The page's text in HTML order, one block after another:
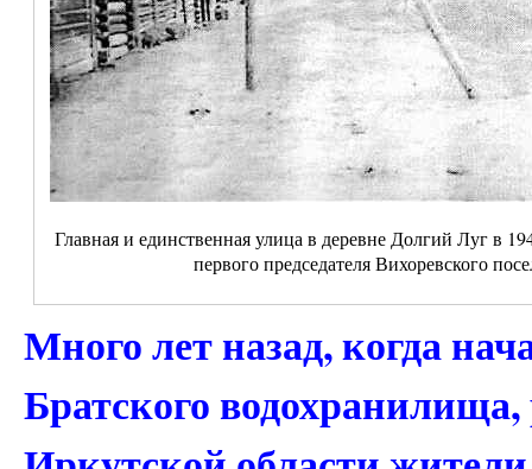
Главная и единственная улица в деревне Долгий Луг в
первого председателя Вихоревского
Много лет назад, когда
Братского водохранилища,